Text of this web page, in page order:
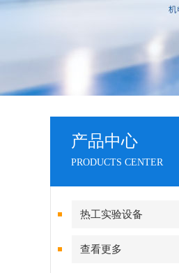
产品中心
PRODUCTS CENTER
热工实验设备
查看更多